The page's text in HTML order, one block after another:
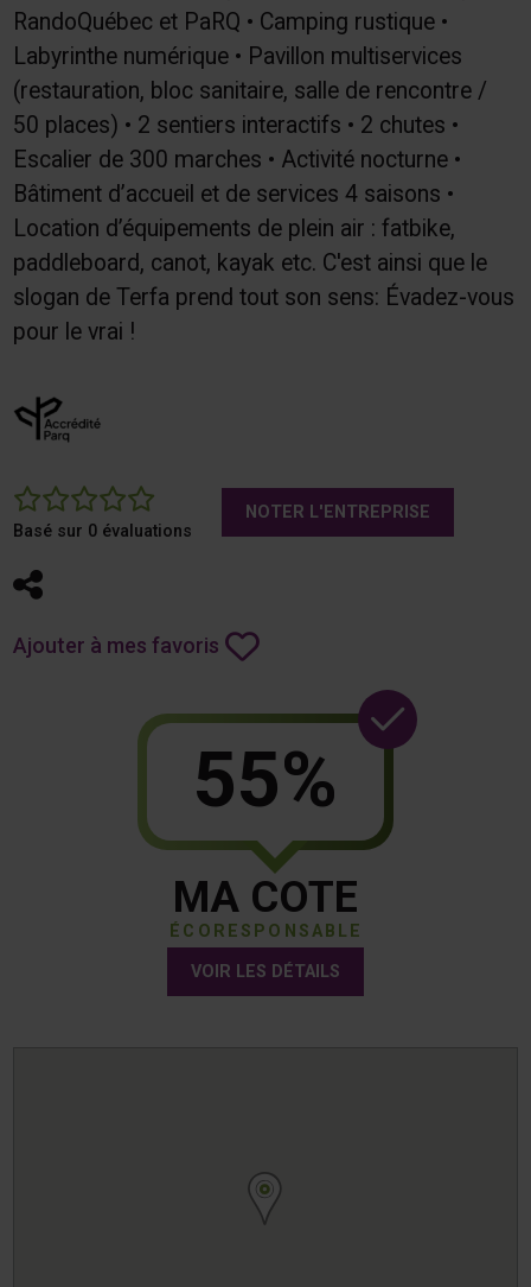
RandoQuébec et PaRQ • Camping rustique •
Labyrinthe numérique • Pavillon multiservices
(restauration, bloc sanitaire, salle de rencontre /
50 places) • 2 sentiers interactifs • 2 chutes •
Escalier de 300 marches • Activité nocturne •
Bâtiment d’accueil et de services 4 saisons •
Location d’équipements de plein air : fatbike,
paddleboard, canot, kayak etc. C'est ainsi que le
slogan de Terfa prend tout son sens: Évadez-vous
pour le vrai !
0
Basé sur 0 évaluations
NOTER L'ENTREPRISE
Partager
Ajouter à mes favoris
55%
MA COTE
ÉCORESPONSABLE
VOIR LES DÉTAILS